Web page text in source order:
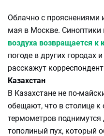
Облачно с прояснениями
мая в Москве. Синоптики
воздуха возвращается к
погоде в других городах
расскажут
Казахстан
В Казахстане не по-
обещают, что в столице к
термометров
тополиный пух, который